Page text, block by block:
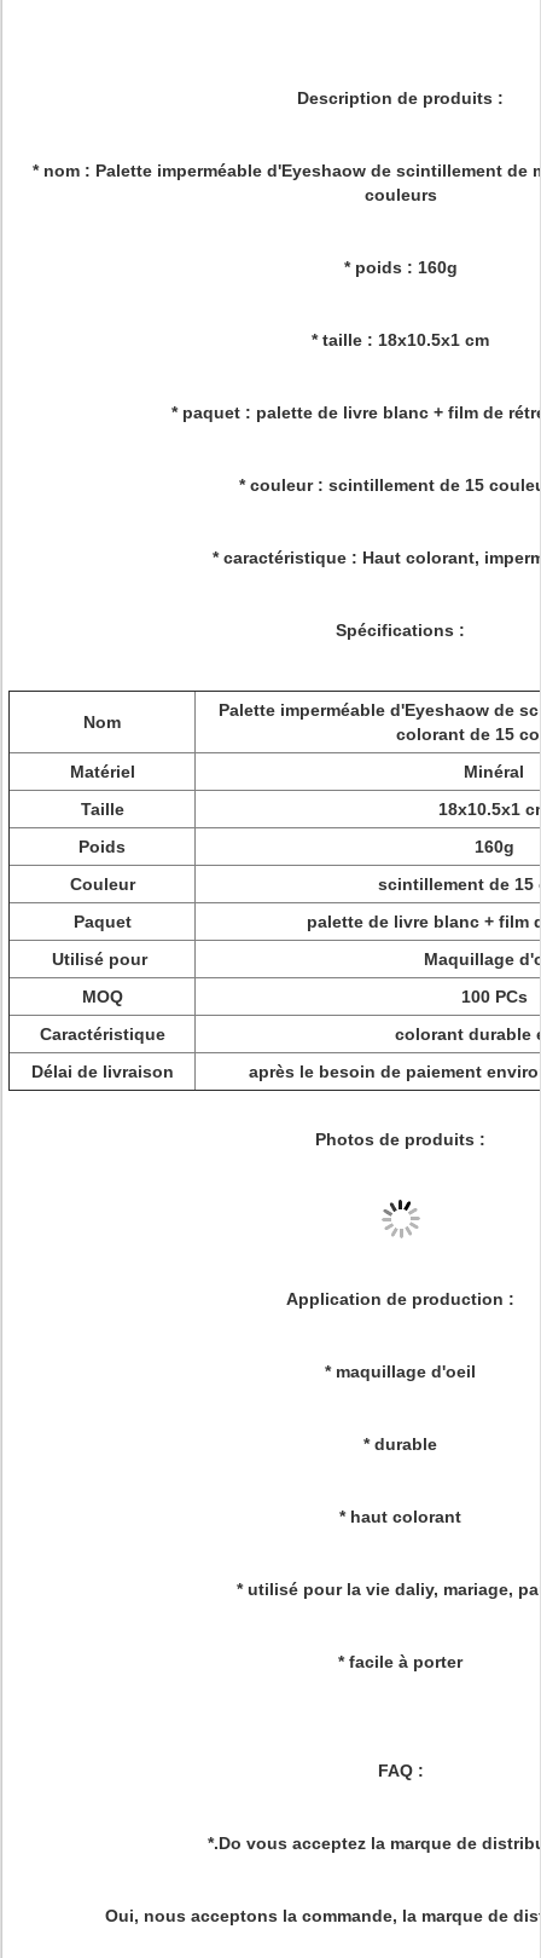
Description de produits :
* nom : Palette imperméable d'Eyeshaow de scintillement de
couleurs
* poids : 160g
* taille : 18x10.5x1 cm
* paquet : palette de livre blanc + film de
* couleur : scintillement de 15
* caractéristique : Haut colorant,
Spécifications :
Nom
Palette imperméable d'Eyeshaow de
colorant de 15
Matériel
Minéral
Taille
18x10.5x1
Poids
160g
Couleur
scintillement de 15
Paquet
palette de livre blanc + film
Utilisé pour
Maquillage
MOQ
100 PCs
Caractéristique
colorant durable
Délai de livraison
après le besoin de paiement
Photos de produits :
Application de production :
* maquillage d'oeil
* durable
* haut colorant
* utilisé pour la vie daliy, mariage,
* facile à porter
FAQ :
*.Do vous acceptez la marque de
Oui, nous acceptons la commande, la marque de